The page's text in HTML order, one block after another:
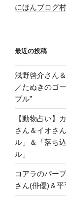
にほんブログ村
最近の投稿
浅野啓介さん
／たぬきのゴ
プル”
【動物占い】
さん＆イオさ
ル」＆「落ち
ル」
コアラのパー
さん(俳優)＆